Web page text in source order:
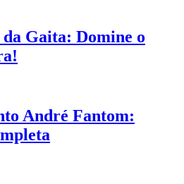
Gaita: Domine o
André Fantom: